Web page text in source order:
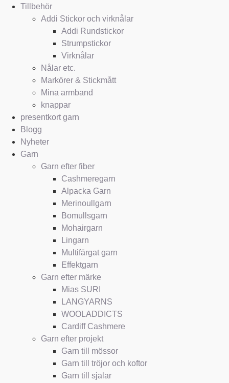
Tillbehör
Addi Stickor och virknålar
Addi Rundstickor
Strumpstickor
Virknålar
Nålar etc.
Markörer & Stickmått
Mina armband
knappar
presentkort garn
Blogg
Nyheter
Garn
Garn efter fiber
Cashmeregarn
Alpacka Garn
Merinoullgarn
Bomullsgarn
Mohairgarn
Lingarn
Multifärgat garn
Effektgarn
Garn efter märke
Mias SURI
LANGYARNS
WOOLADDICTS
Cardiff Cashmere
Garn efter projekt
Garn till mössor
Garn till tröjor och koftor
Garn till sjalar